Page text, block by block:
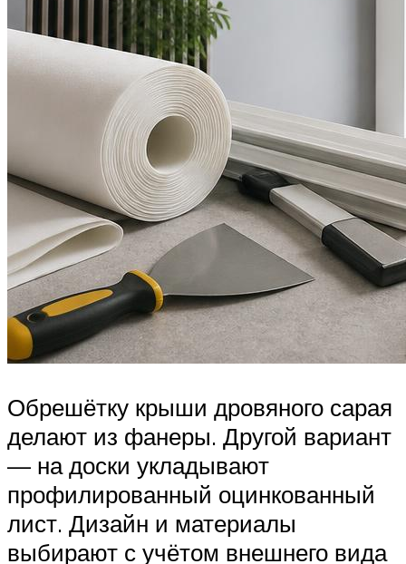
Обрешётку крыши дровяного сарая
делают из фанеры. Другой вариант
— на доски укладывают
профилированный оцинкованный
лист. Дизайн и материалы
выбирают с учётом внешнего вида